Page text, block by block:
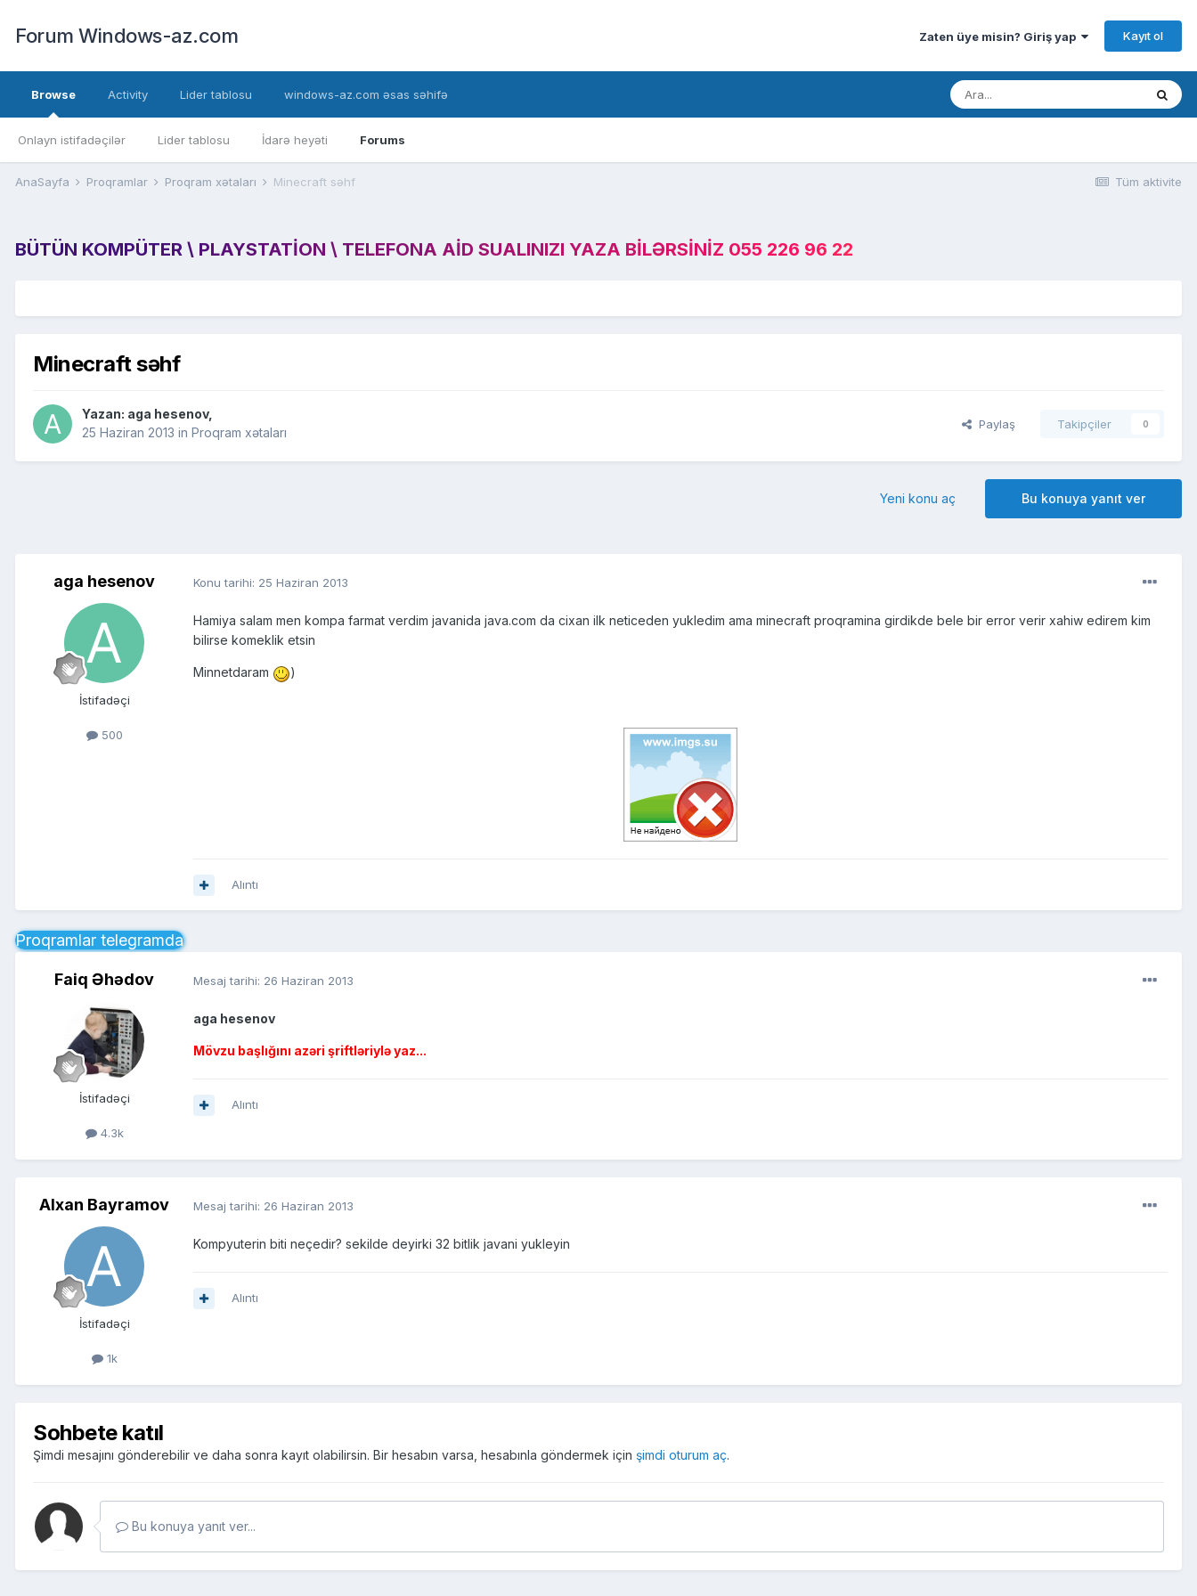
Forum Windows-az.com Zaten üye misin? Giriş yap Kayıt ol
Browse
Onlayn istifadəçilər Lider tablosu İdarə heyəti Forums
Activity Lider tablosu windows-az.com əsas səhifə
Tüm aktivite
AnaSayfa Proqramlar Proqram xətaları Minecraft səhf
BÜTÜN KOMPÜTER \ PLAYSTATION \ TELEFONA AID SUALINIZI YAZA BILƏRSINIZ 055 226 96 22
Minecraft səhf
Yazan: aga hesenov,
25 Haziran 2013 in Proqram xətaları
Paylaş Takipçiler 0
Bu konuya yanıt ver
Yeni konu aç
aga hesenov
İstifadəçi
500
Konu tarihi: 25 Haziran 2013
Hamiya salam men kompa farmat verdim javanida java.com da cixan ilk neticeden yukledim ama minecraft proqramina girdikde bele bir error verir xahiw edirem kim
bilirse komeklik etsin
Minnetdaram )
Alıntı
Proqramlar telegramda
Faiq Əhədov
İstifadəçi
4.3k
Mesaj tarihi: 26 Haziran 2013
aga hesenov
Mövzu başlığını azəri şriftləriylə yaz...
Alıntı
Alxan Bayramov
İstifadəçi
1k
Mesaj tarihi: 26 Haziran 2013
Kompyuterin biti neçedir? sekilde deyirki 32 bitlik javani yukleyin
Alıntı
Sohbete katıl
Şimdi mesajını gönderebilir ve daha sonra kayıt olabilirsin. Bir hesabın varsa, hesabınla göndermek için şimdi oturum aç.
Bu konuya yanıt ver...